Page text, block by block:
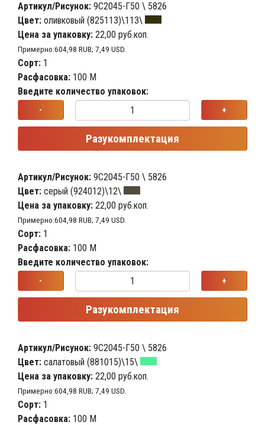
Артикул/Рисунок: 9С2045-Г50 \ 5826
Цвет: оливковый (825113)\113\
Цена за упаковку: 22,00 руб.коп.
Примерно:604,98 RUB; 7,49 USD.
Сорт: 1
Расфасовка: 100 М
Введите количество упаковок:
- +
Разукомплектация
Артикул/Рисунок: 9С2045-Г50 \ 5826
Цвет: серый (924012)\12\
Цена за упаковку: 22,00 руб.коп.
Примерно:604,98 RUB; 7,49 USD.
Сорт: 1
Расфасовка: 100 М
Введите количество упаковок:
- +
Разукомплектация
Артикул/Рисунок: 9С2045-Г50 \ 5826
Цвет: салатовый (881015)\15\
Цена за упаковку: 22,00 руб.коп.
Примерно:604,98 RUB; 7,49 USD.
Сорт: 1
Расфасовка: 100 М